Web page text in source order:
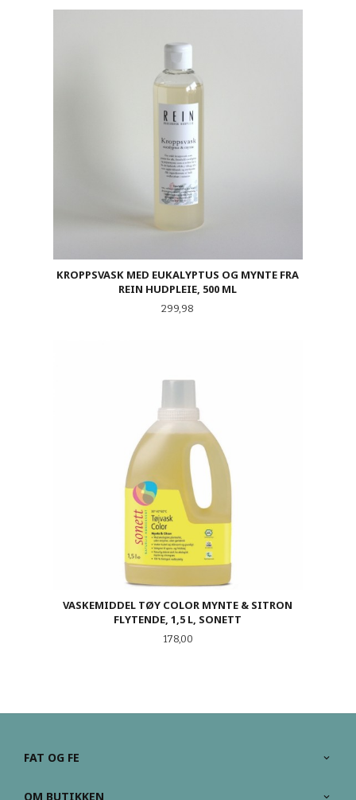
KROPPSVASK MED EUKALYPTUS OG MYNTE FRA
REIN HUDPLEIE, 500 ML
Pris
299,98
VASKEMIDDEL TØY COLOR MYNTE & SITRON
FLYTENDE, 1,5 L, SONETT
Pris
178,00
FAT OG FE
OM BUTIKKEN